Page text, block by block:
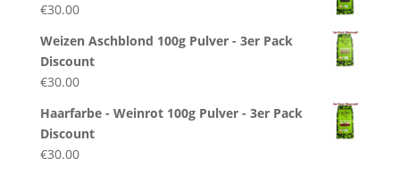
€30.00
Weizen Aschblond 100g Pulver - 3er Pack
Discount
€30.00
Haarfarbe - Weinrot 100g Pulver - 3er Pack
Discount
€30.00